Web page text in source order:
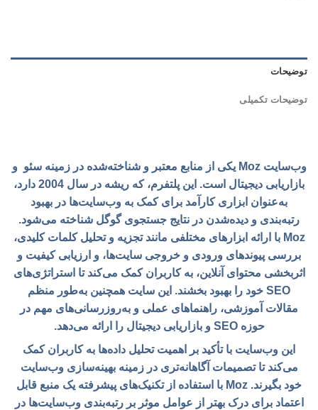
توضیحات
توضیحات تکمیلی
وب‌سایت Moz یکی از منابع معتبر و شناخته‌شده در زمینه سئو و
بازاریابی دیجیتال است. این پلتفرم، که ریشه در سال 2004 دارد،
به‌عنوان ابزاری کارآمد برای کمک به وب‌سایت‌ها در بهبود
رتبه‌بندی و دیده‌شدن در نتایج جستجوی گوگل شناخته می‌شود.
Moz با ارائه ابزارهای مختلفی مانند تجزیه و تحلیل کلمات کلیدی،
بررسی پیوندهای ورودی و خروجی سایت‌ها، و ارزیابی کیفیت و
اثربخشی محتوای آنلاین، به کاربران کمک می‌کند تا استراتژی‌های
SEO خود را بهبود بخشند. این سایت همچنین به‌طور منظم
مقالات آموزشی، راهنماهای عملی و به‌روزرسانی‌های مهم در
حوزه SEO و بازاریابی دیجیتال را ارائه می‌دهد.
این وب‌سایت با تأکید بر اهمیت تحلیل داده‌ها به کاربران کمک
می‌کند تا تصمیمات آگاهانه‌تری در زمینه بهینه‌سازی وب‌سایت
خود بگیرند. Moz با استفاده از تکنیک‌های پیشرفته یک منبع قابل
اعتماد برای درک بهتر از عوامل موثر بر رتبه‌بندی وب‌سایت‌ها در